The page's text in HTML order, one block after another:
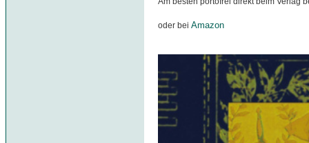
oder bei Amazon